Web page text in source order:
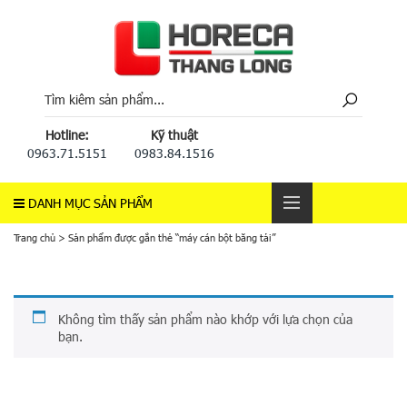
Hotline:
0963.71.5151
Kỹ thuật
0983.84.1516
DANH MỤC SẢN PHẨM
Trang chủ > Sản phẩm được gắn thẻ “máy cán bột băng tải”
Không tìm thấy sản phẩm nào khớp với lựa chọn của
bạn.